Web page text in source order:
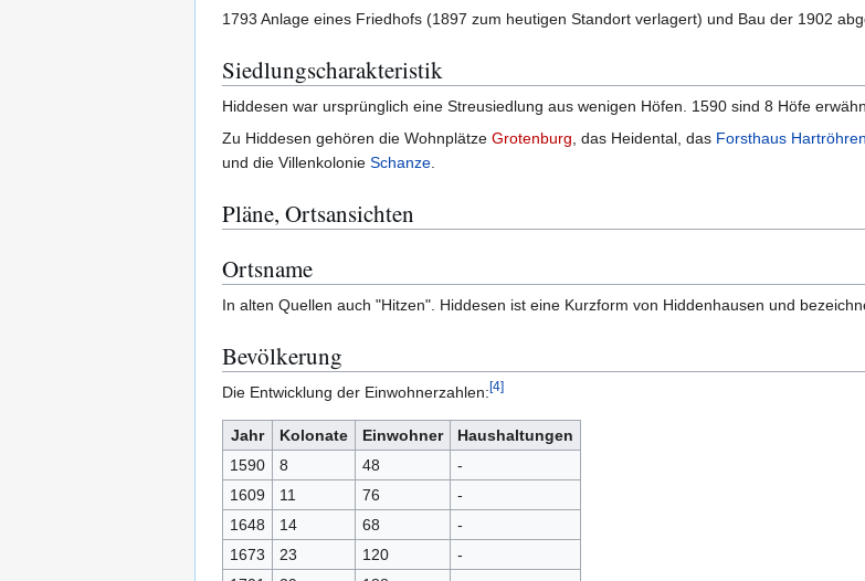
1793 Anlage eines Friedhofs (1897 zum heutigen Standort verlagert) und Bau der 1902
Siedlungscharakteristik
Hiddesen war ursprünglich eine Streusiedlung aus wenigen Höfen. 1590 sind 8 Höfe
Zu Hiddesen gehören die Wohnplätze Grotenburg , das Heidental, das Forsthaus Hartröhren
und die Villenkolonie Schanze
Pläne, Ortsansichten
Ortsname
In alten Quellen auch "Hitzen". Hiddesen ist eine Kurzform von Hiddenhausen und
Bevölkerung
Die Entwicklung der Einwohnerzahlen:[4]
Jahr Kolonate Einwohner
Haushaltungen
1590
8 48
-
1609
11 76
-
1648
14 68
-
1673
23 120
-